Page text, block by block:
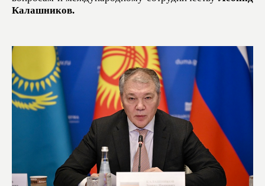
Калашников.